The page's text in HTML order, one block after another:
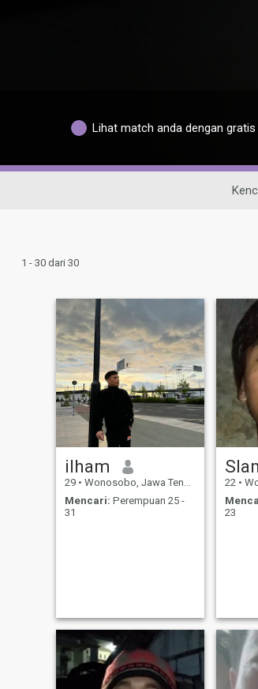
Lihat match anda dengan gratis
1 - 30 dari 30
ilham
29 • Wonosobo, Jawa Tengah, Indonesia
Mencari: Perempuan 25 -
31
22 •
23